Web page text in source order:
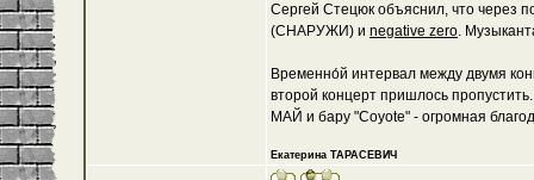
Сергей Стецюк объяснил, что через
(СНАРУЖИ) и negative zero.
Временно́й интервал между двумя
второй концерт пришлось
МАЙ и бару "Coyote" - огромная
Екатерина ТАРАСЕВИЧ